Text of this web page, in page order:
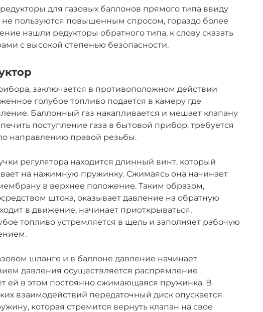
для газовых баллонов прямого типа ввиду
не пользуются повышенным спросом, гораздо более
нашли редукторы обратного типа, к слову сказать
с высокой степенью безопасности.
заключается в противоположном действии
голубое топливо подается в камеру где
Баллонный газ накапливается и мешает клапану
поступление газа в бытовой прибор, требуется
направлению правой резьбы.
регулятора находится длинный винт, который
на нажимную пружинку. Сжимаясь она начинает
в верхнее положение. Таким образом,
штока, оказывает давление на обратную
в движение, начинает приоткрываться,
топливо устремляется в щель и заполняет рабочую
шланге и в баллоне давление начинает
давления осуществляется распрямление
ей в этом постоянно сжимающаяся пружинка. В
взаимодействий передаточный диск опускается
которая стремится вернуть клапан на свое